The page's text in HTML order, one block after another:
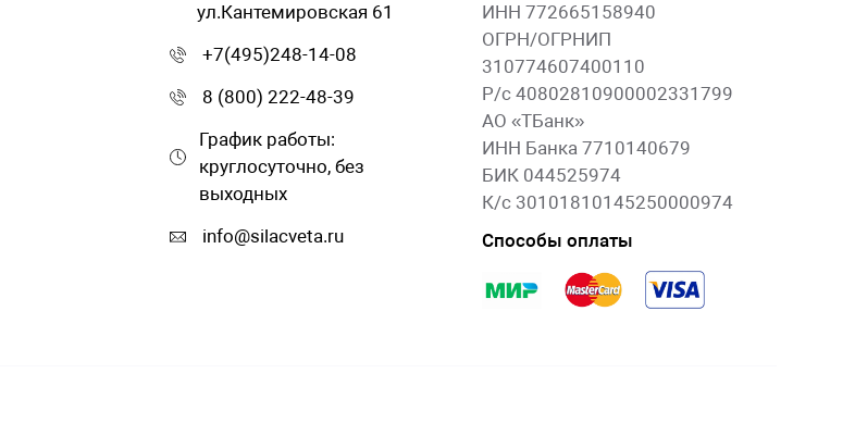
ул.Кантемировская 61
+7(495)248-14-08
8 (800) 222-48-39
График работы:
круглосуточно, без
выходных
info@silacveta.ru
ИНН 772665158940
ОГРН/ОГРНИП
310774607400110
Р/с 40802810900002331799
АО «ТБанк»
ИНН Банка 7710140679
БИК 044525974
К/с 30101810145250000974
Способы оплаты